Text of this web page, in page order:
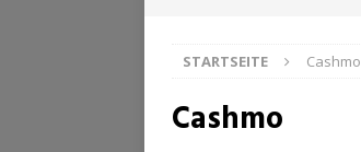
STARTSEITE Cashmo
Cashmo